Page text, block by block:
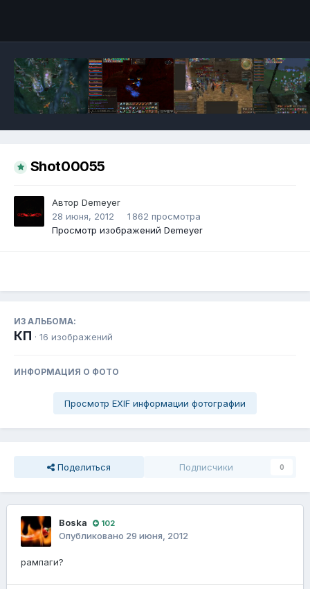
Shot00055
Автор Demeyer
28 июня, 2012
1 862 просмотра
Просмотр изображений Demeyer
ИЗ АЛЬБОМА:
КП · 16 изображений
ИНФОРМАЦИЯ О ФОТО
Просмотр EXIF информации фотографии
Поделиться Подписчики 0
Boska 102
Опубликовано 29 июня, 2012
рампаги?